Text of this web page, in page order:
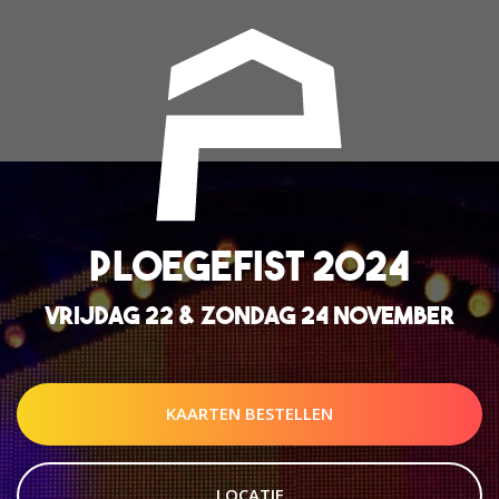
PLOEGEFIST 2024
VRIJDAG 22 & ZONDAG 24 NOVEMBER
KAARTEN BESTELLEN
LOCATIE